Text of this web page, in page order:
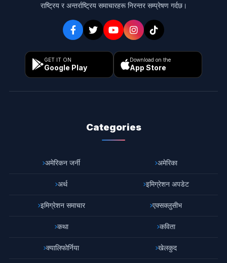
राष्ट्रिय र अन्तर्राष्ट्रिय समाचारहरू निरन्तर सम्प्रेषण गर्दछ।
GET IT ON
Google Play
Download on the
App Store
Categories
अमेरिकन जर्नी अमेरिका
अर्थ इमिग्रेशन अपडेट
इमिग्रेशन समाचार एक्सक्लुसीभ
कथा कविता
क्यालिफोर्निया खेलकुद